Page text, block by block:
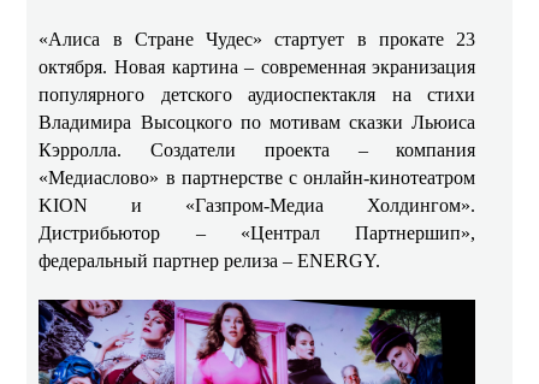
«Алиса в Стране Чудес» стартует в прокате 23
октября. Новая картина – современная экранизация
популярного детского аудиоспектакля на стихи
Владимира Высоцкого по мотивам сказки Льюиса
Кэрролла. Создатели проекта – компания
«Медиаслово» в партнерстве с онлайн-кинотеатром
KION и «Газпром-Медиа Холдингом».
Дистрибьютор – «Централ Партнершип»,
федеральный партнер релиза – ENERGY.